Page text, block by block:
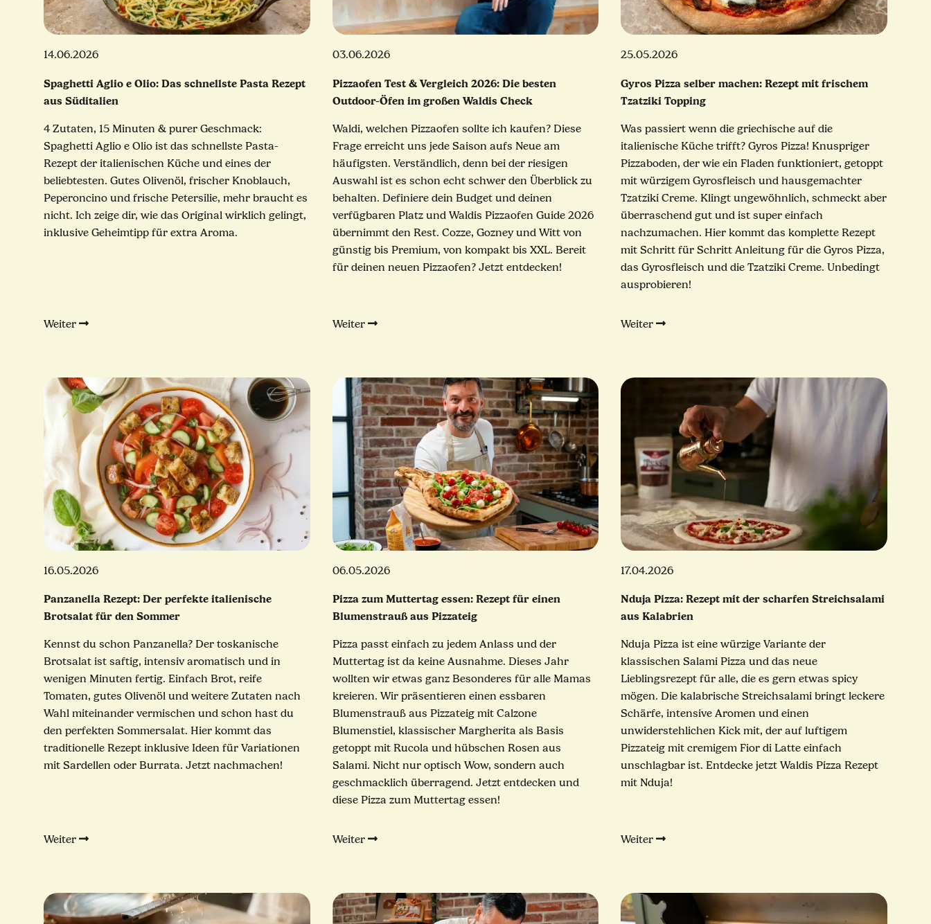
14.06.2026
Spaghetti Aglio e Olio: Das schnellste Pasta Rezept
aus Süditalien
4 Zutaten, 15 Minuten & purer Geschmack:
Spaghetti Aglio e Olio ist das schnellste Pasta-
Rezept der italienischen Küche und eines der
beliebtesten. Gutes Olivenöl, frischer Knoblauch,
Peperoncino und frische Petersilie, mehr braucht es
nicht. Ich zeige dir, wie das Original wirklich gelingt,
inklusive Geheimtipp für extra Aroma.
Weiter
03.06.2026
Pizzaofen Test & Vergleich 2026: Die besten
Outdoor-Öfen im großen Waldis Check
Waldi, welchen Pizzaofen sollte ich kaufen? Diese
Frage erreicht uns jede Saison aufs Neue am
häufigsten. Verständlich, denn bei der riesigen
Auswahl ist es schon echt schwer den Überblick zu
behalten. Definiere dein Budget und deinen
verfügbaren Platz und Waldis Pizzaofen Guide 2026
übernimmt den Rest. Cozze, Gozney und Witt von
günstig bis Premium, von kompakt bis XXL. Bereit
für deinen neuen Pizzaofen? Jetzt entdecken!
Weiter
25.05.2026
Gyros Pizza selber machen: Rezept mit frischem
Tzatziki Topping
Was passiert wenn die griechische auf die
italienische Küche trifft? Gyros Pizza! Knuspriger
Pizzaboden, der wie ein Fladen funktioniert, getoppt
mit würzigem Gyrosfleisch und hausgemachter
Tzatziki Creme. Klingt ungewöhnlich, schmeckt aber
überraschend gut und ist super einfach
nachzumachen. Hier kommt das komplette Rezept
mit Schritt für Schritt Anleitung für die Gyros Pizza,
das Gyrosfleisch und die Tzatziki Creme. Unbedingt
ausprobieren!
Weiter
16.05.2026
Panzanella Rezept: Der perfekte italienische
Brotsalat für den Sommer
Kennst du schon Panzanella? Der toskanische
Brotsalat ist saftig, intensiv aromatisch und in
wenigen Minuten fertig. Einfach Brot, reife
Tomaten, gutes Olivenöl und weitere Zutaten nach
Wahl miteinander vermischen und schon hast du
den perfekten Sommersalat. Hier kommt das
traditionelle Rezept inklusive Ideen für Variationen
mit Sardellen oder Burrata. Jetzt nachmachen!
Weiter
06.05.2026
Pizza zum Muttertag essen: Rezept für einen
Blumenstrauß aus Pizzateig
Pizza passt einfach zu jedem Anlass und der
Muttertag ist da keine Ausnahme. Dieses Jahr
wollten wir etwas ganz Besonderes für alle Mamas
kreieren. Wir präsentieren einen essbaren
Blumenstrauß aus Pizzateig mit Calzone
Blumenstiel, klassischer Margherita als Basis
getoppt mit Rucola und hübschen Rosen aus
Salami. Nicht nur optisch Wow, sondern auch
geschmacklich überragend. Jetzt entdecken und
diese Pizza zum Muttertag essen!
Weiter
17.04.2026
Nduja Pizza: Rezept mit der scharfen Streichsalami
aus Kalabrien
Nduja Pizza ist eine würzige Variante der
klassischen Salami Pizza und das neue
Lieblingsrezept für alle, die es gern etwas spicy
mögen. Die kalabrische Streichsalami bringt leckere
Schärfe, intensive Aromen und einen
unwiderstehlichen Kick mit, der auf luftigem
Pizzateig mit cremigem Fior di Latte einfach
unschlagbar ist. Entdecke jetzt Waldis Pizza Rezept
mit Nduja!
Weiter